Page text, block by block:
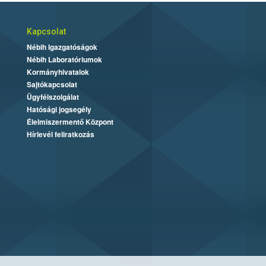
Kapcsolat
Nébih Igazgatóságok
Nébih Laboratóriumok
Kormányhivatalok
Sajtókapcsolat
Ügyfélszolgálat
Hatósági jogsegély
Élelmiszermentő Központ
Hírlevél feliratkozás